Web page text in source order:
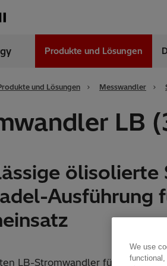
Produkte und Lösungen
und Lösungen Messwandler
LB
ölisolierte
Ausführung
LB-Stromwandler für
We use